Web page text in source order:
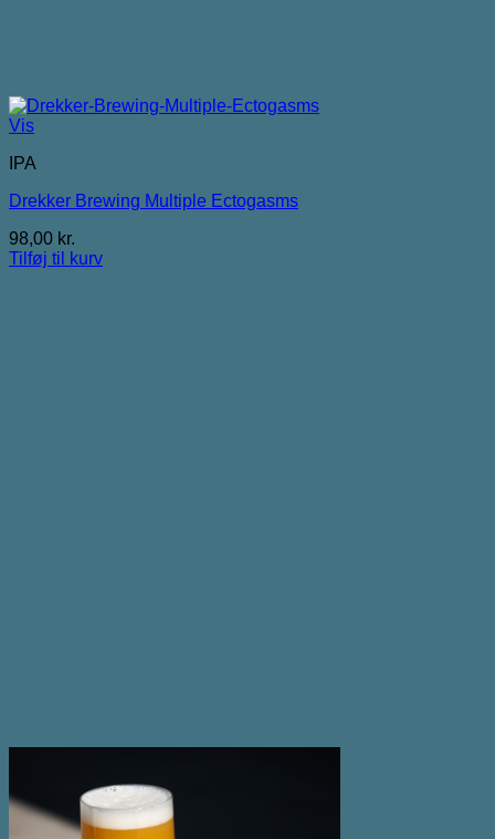
Vis
IPA
Drekker Brewing Multiple Ectogasms
98,00 kr.
Tilføj til kurv